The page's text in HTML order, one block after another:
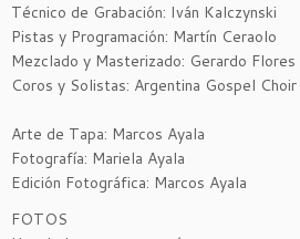
Técnico de Grabación: Iván Kalczynski
Pistas y Programación: Martín Ceraolo
Mezclado y Masterizado: Gerardo Flores
Coros y Solistas: Argentina Gospel Choir
Arte de Tapa: Marcos Ayala
Fotografía: Mariela Ayala
Edición Fotográfica: Marcos Ayala
FOTOS